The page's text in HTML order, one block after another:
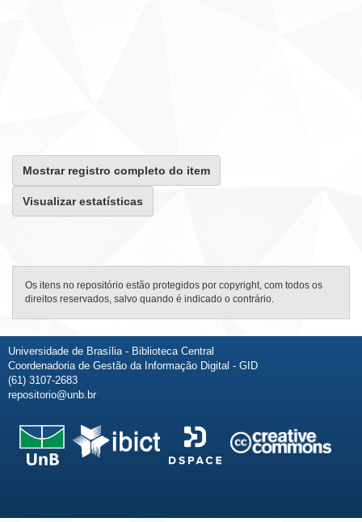
Mostrar registro completo do item
Visualizar estatísticas
Os itens no repositório estão protegidos por copyright, com todos os
direitos reservados, salvo quando é indicado o contrário.
Universidade de Brasília - Biblioteca Central
Coordenadoria de Gestão da Informação Digital - GID
(61) 3107-2683
repositorio@unb.br